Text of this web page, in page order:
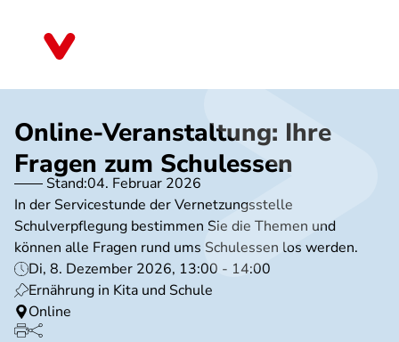
Online-Veranstaltung: Ihre
Fragen zum Schulessen
Stand:04. Februar 2026
In der Servicestunde der Vernetzungsstelle
Schulverpflegung bestimmen Sie die Themen und
können alle Fragen rund ums Schulessen los werden.
Di, 8. Dezember 2026, 13:00 - 14:00
Ernährung in Kita und Schule
Online